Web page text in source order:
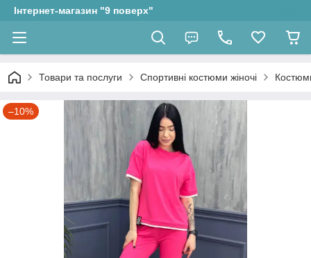
Інтернет-магазин "9 поверх"
Товари та послуги Спортивні костюми жіночі
–10%